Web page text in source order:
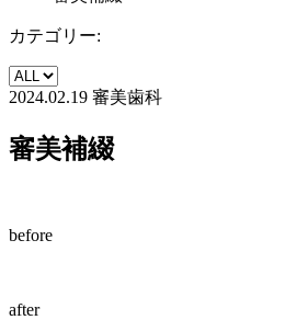
カテゴリー:
2024.02.19 審美歯科
審美補綴
before
after